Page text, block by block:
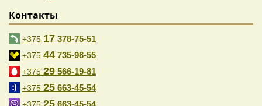
Контакты
+375 17 378-75-51
+375 44 735-98-55
+375 29 566-19-81
+375 25 663-45-54